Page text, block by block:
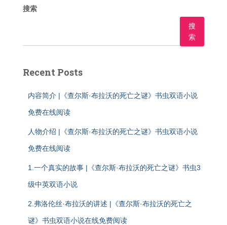
搜索
搜
索
Recent Posts
内容简介 |《查尔斯·布拉沃的死亡之谜》书虫双语小说
免费在线阅读
人物介绍 |《查尔斯·布拉沃的死亡之谜》书虫双语小说
免费在线阅读
1.一个真实的故事 |《查尔斯·布拉沃的死亡之谜》书虫3
级中英双语小说
2.弗洛伦丝·布拉沃的讲述 |《查尔斯·布拉沃的死亡之
谜》书虫双语小说在线免费阅读